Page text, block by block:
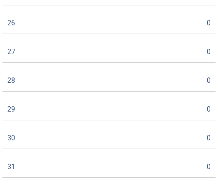
26 0
27 0
28 0
29 0
30 0
31 0